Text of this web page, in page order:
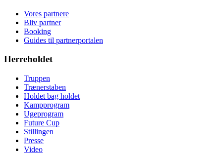
Vores partnere
Bliv partner
Booking
Guides til partnerportalen
Herreholdet
Truppen
Trænerstaben
Holdet bag holdet
Kampprogram
Ugeprogram
Future Cup
Stillingen
Presse
Video